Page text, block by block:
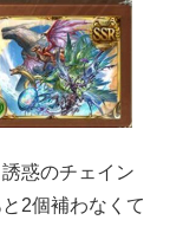
惑のチェイン
2個補わなくて